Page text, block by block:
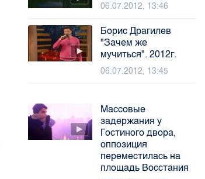
06.07.2012, 13:46
Борис Драгилев
"Зачем же
мучиться". 2012г.
06.07.2012, 13:45
Массовые
задержания у
Гостиного двора,
оппозиция
переместилась на
площадь Восстания